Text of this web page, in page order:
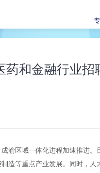
药和金融行业招
渝区域一体化进程加速推进
造等重点产业发展。同时，